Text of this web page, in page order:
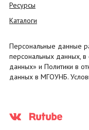
Ресурсы
Каталоги
Персональные данные
персональных данных,
данных» и Политики в
данных в МГОУНБ.